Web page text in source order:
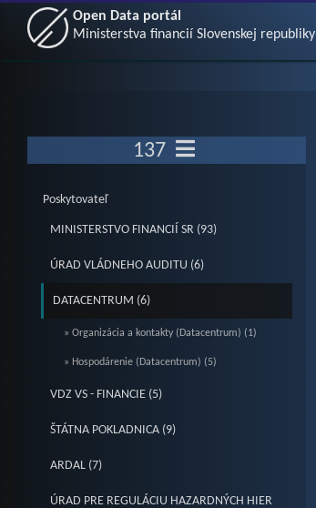
Open Data portál
Ministerstva financií Slovenskej republiky
137
Poskytovateľ
MINISTERSTVO FINANCIÍ SR (93)
ÚRAD VLÁDNEHO AUDITU (6)
DATACENTRUM (6)
» Organizácia a kontakty (Datacentrum) (1)
» Hospodárenie (Datacentrum) (5)
VDZ VS - FINANCIE (5)
ŠTÁTNA POKLADNICA (9)
ARDAL (7)
ÚRAD PRE REGULÁCIU HAZARDNÝCH HIER